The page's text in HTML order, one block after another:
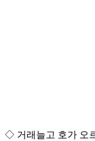
◇ 거래늘고 호가 오